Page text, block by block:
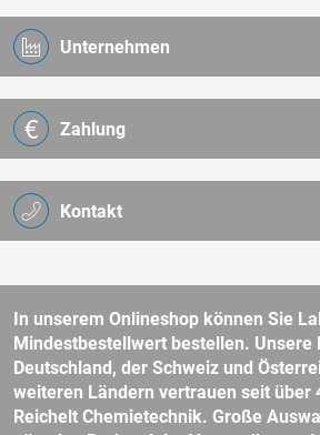
Kontakt
Unternehmen
Zahlung
In unserem Onlineshop können Sie
Mindestbestellwert bestellen. Unsere
Deutschland, der Schweiz und
weiteren Ländern vertrauen seit über
Reichelt Chemietechnik. Große